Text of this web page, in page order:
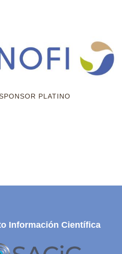
PLATINO
Información Científica